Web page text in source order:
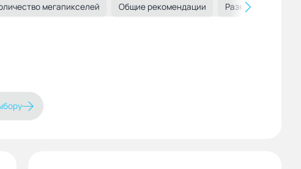
Вспышка Экран Память и интерфейсы Запись видео и звука
мегапикселей Общие рекомендации Размер матрицы